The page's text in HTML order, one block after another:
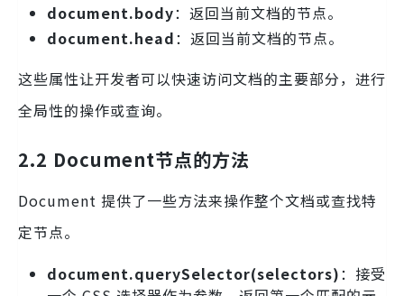
document.body：返回当前文档的节点。
document.head：返回当前文档的节点。
这些属性让开发者可以快速访问文档的主要部分，进行
全局性的操作或查询。
2.2 Document节点的方法
Document 提供了一些方法来操作整个文档或查找特
定节点。
document.querySelector(selectors)：接受